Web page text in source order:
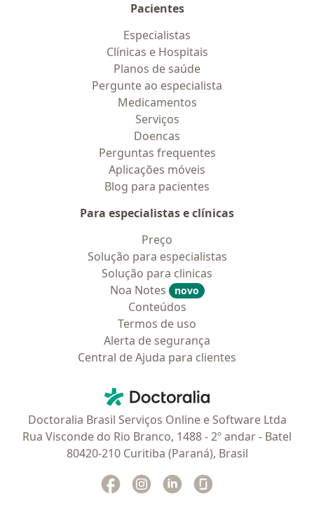
Pacientes
Especialistas
Clínicas e Hospitais
Planos de saúde
Pergunte ao especialista
Medicamentos
Serviços
Doencas
Perguntas frequentes
Aplicações móveis
Blog para pacientes
Para especialistas e clínicas
Preço
Solução para especialistas
Solução para clinicas
Noa Notes
novo
Conteúdos
Termos de uso
Alerta de segurança
Central de Ajuda para clientes
Doctoralia - Homepage
Doctoralia Brasil Serviços Online e Software Ltda
Rua Visconde do Rio Branco, 1488 - 2º andar - Batel
80420-210 Curitiba (Paraná), Brasil
Facebook
abre num novo separador
Instagram
abre num novo separador
Linkedin
abre num novo